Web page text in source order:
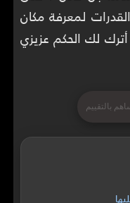
لمعرفة مكان
لك الحكم عزيزي
بالتقييم